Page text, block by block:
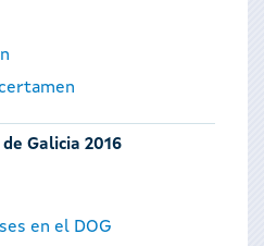
Galicia 2016
en el DOG